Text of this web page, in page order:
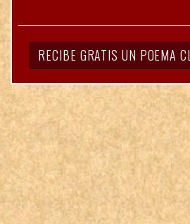
RECIBE GRATIS UN POEMA